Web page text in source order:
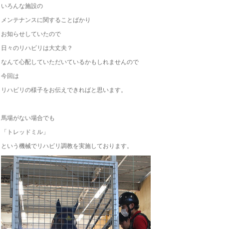
いろんな施設の
メンテナンスに関することばかり
お知らせしていたので
日々のリハビリは大丈夫？
なんて心配していただいているかもしれませんので
今回は
リハビリの様子をお伝えできればと思います。
馬場がない場合でも
「トレッドミル」
という機械でリハビリ調教を実施しております。